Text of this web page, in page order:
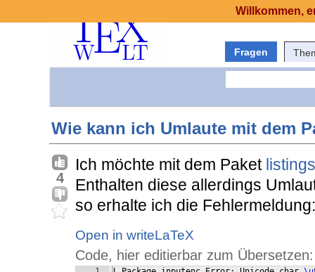
Fragen
Wie kann ich Umlaute mit dem
4
Ich möchte mit dem Paket listings
Enthalten diese allerdings
so erhalte ich die Fehlermeldung:
Open in writeLaTeX
Code, hier editierbar zum Übersetzen:
Willkommen,